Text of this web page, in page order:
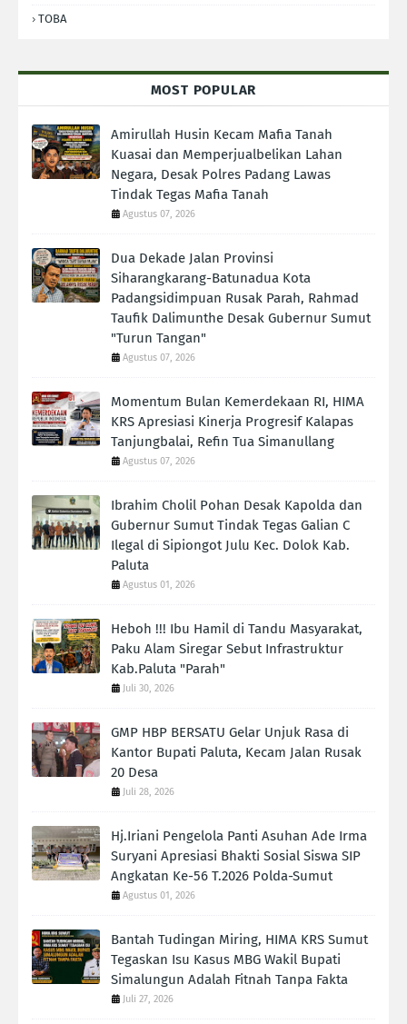
TOBA
MOST POPULAR
Amirullah Husin Kecam Mafia Tanah
Kuasai dan Memperjualbelikan Lahan
Negara, Desak Polres Padang Lawas
Tindak Tegas Mafia Tanah
Agustus 07, 2026
Dua Dekade Jalan Provinsi
Siharangkarang-Batunadua Kota
Padangsidimpuan Rusak Parah, Rahmad
Taufik Dalimunthe Desak Gubernur Sumut
"Turun Tangan"
Agustus 07, 2026
Momentum Bulan Kemerdekaan RI, HIMA
KRS Apresiasi Kinerja Progresif Kalapas
Tanjungbalai, Refin Tua Simanullang
Agustus 07, 2026
Ibrahim Cholil Pohan Desak Kapolda dan
Gubernur Sumut Tindak Tegas Galian C
Ilegal di Sipiongot Julu Kec. Dolok Kab.
Paluta
Agustus 01, 2026
Heboh !!! Ibu Hamil di Tandu Masyarakat,
Paku Alam Siregar Sebut Infrastruktur
Kab.Paluta "Parah"
Juli 30, 2026
GMP HBP BERSATU Gelar Unjuk Rasa di
Kantor Bupati Paluta, Kecam Jalan Rusak
20 Desa
Juli 28, 2026
Hj.Iriani Pengelola Panti Asuhan Ade Irma
Suryani Apresiasi Bhakti Sosial Siswa SIP
Angkatan Ke-56 T.2026 Polda-Sumut
Agustus 01, 2026
Bantah Tudingan Miring, HIMA KRS Sumut
Tegaskan Isu Kasus MBG Wakil Bupati
Simalungun Adalah Fitnah Tanpa Fakta
Juli 27, 2026